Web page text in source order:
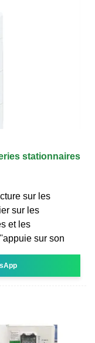
stationnaires
sur les
sur les
et les
sur son